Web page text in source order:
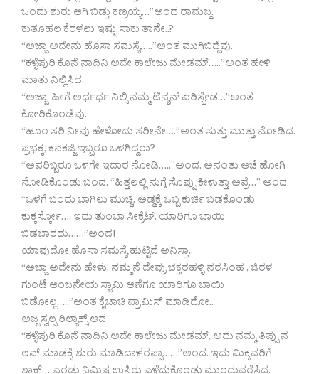
ಒಂದು ಶುರು ಆಗಿ ಬಿಡ್ತು ಕಣ್ರಯ್ಯ…”ಅಂದ ರಾಮಜ್ಜ.
ಕುತೂಹಲ ಕೆರಳಲು ಇಷ್ಟು ಸಾಕು ತಾನೇ..?
“ಅಜ್ಜಾ ಅದೇನು ಹೊಸಾ ಸಮಸ್ಯೆ…..”ಅಂತ ಮುಗಿಬಿದ್ದೆವು.
“ಕಳ್ಳೆಪುರಿ ಕೊನೆ ನಾದಿನಿ ಅದೇ ಕಾಲೇಜು ಮೇಡಮ್…..”ಅಂತ ಹೇಳಿ
ಮಾತು ನಿಲ್ಲಿಸಿದ.
“ಅಜ್ಜಾ, ಹೀಗೆ ಅರ್ಧರ್ಧ ನಿಲ್ಸಿ ನಮ್ಮ ಟೆನ್ಶನ್ ಏರಿಸ್ಬೇಡ…”ಅಂತ
ಕೋರಿಕೊಂಡೆವು.
“ಹೂಂ ಸರಿ ನೀವು ಹೇಳೋದು ಸರೀನೇ….”ಅಂತ ಸುತ್ತು ಮುತ್ತು ನೋಡಿದ.
ಪ್ರಭಕ್ಕ, ಕನಕಜ್ಜಿ ಇಬ್ಬರೂ ಒಳಗಿದ್ದರಾ?
“ಅವರಿಬ್ಬರೂ ಒಳಗೇ ಇದಾರ ನೋಡಿ…..”ಅಂದ. ಅನಂತು ಆಚೆ ಹೋಗಿ
ನೋಡಿಕೊಂಡು ಬಂದ. “ಹಿತ್ತಲಲ್ಲಿ ನುಗ್ಗೆ ಸೊಪ್ಪು ಕೀಳುತ್ತಾ ಅವ್ರೆ…” ಅಂದ
“ಒಳಗೆ ಬಂದು ಬಾಗಿಲು ಮುಚ್ಚಿ. ಅಡ್ಡಕ್ಕೆ ಒಬ್ಬ ಕುರ್ಚಿ ಬಡಕೊಂಡು
ಕುಕ್ಕರ್ಸ್ಕೋ…. ಇದು ತುಂಬಾ ಸೀಕ್ರೆಟ್. ಯಾರಿಗೂ ಬಾಯಿ
ಬಿಡಬಾರದು……”ಅಂದ!
ಯಾವುದೋ ಹೊಸಾ ಸಮಸ್ಯೆ ಹುಟ್ಟಿದೆ ಅನಿಸ್ತಾ..
“ಅಜ್ಜಾ ಅದೇನು ಹೇಳು. ನಮ್ಮನೆ ದೇವ್ರು ಭಕ್ತರಹಳ್ಳಿ ನರಸಿಂಹ , ಜಿರಳ
ಗುಂಟೆ ಆಂಜನೇಯ ಸ್ವಾಮಿ ಆಣೆಗೂ ಯಾರಿಗೂ ಬಾಯಿ
ಬಿಡೋಲ್ಲ…..”ಅಂತ ಕೈಚಾಚಿ ಪ್ರಾಮಿಸ್ ಮಾಡಿದೋ..
ಅಜ್ಜ ಸ್ವಲ್ಪ ರಿಲ್ಯಾಕ್ಸ್ ಆದ
“ಕಳ್ಳೆಪುರಿ ಕೊನೆ ನಾದಿನಿ ಅದೇ ಕಾಲೇಜು ಮೇಡಮ್, ಅದು ನಮ್ಮ ತಿಪ್ಪು ನ
ಲವ್ ಮಾಡಕ್ಕೆ ಶುರು ಮಾಡಿದಾಳರಪ್ಪಾ……”ಅಂದ. ಇದು ಮಿಕ್ಕವರಿಗೆ